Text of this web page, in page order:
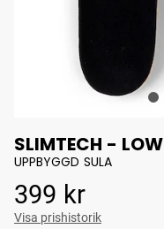
SLIMTECH - LOW
UPPBYGGD SULA
Pris:399 kr
399 kr
Visa prishistorik